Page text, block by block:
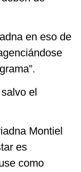
en eso de
el
Montiel
es
como